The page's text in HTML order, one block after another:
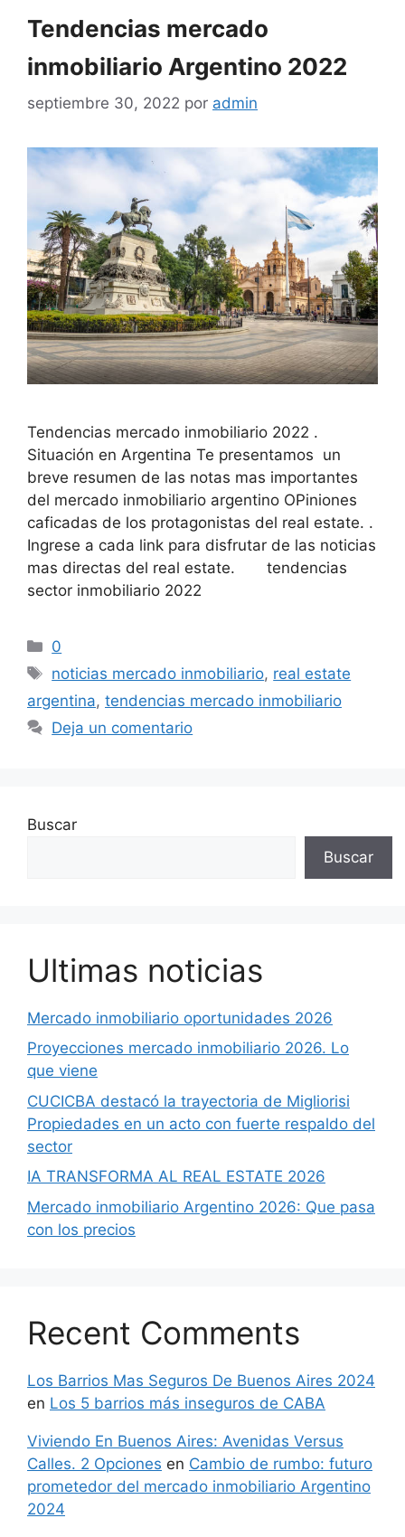
Tendencias mercado
inmobiliario Argentino 2022
septiembre 30, 2022 por admin
Tendencias mercado inmobiliario 2022 .
Situación en Argentina Te presentamos un
breve resumen de las notas mas importantes
del mercado inmobiliario argentino OPiniones
caficadas de los protagonistas del real estate. .
Ingrese a cada link para disfrutar de las noticias
mas directas del real estate. tendencias
sector inmobiliario 2022
Categorías
0
Etiquetas
noticias mercado inmobiliario, real estate
argentina, tendencias mercado inmobiliario
Deja un comentario
Buscar
Buscar
Ultimas noticias
Mercado inmobiliario oportunidades 2026
Proyecciones mercado inmobiliario 2026. Lo
que viene
CUCICBA destacó la trayectoria de Migliorisi
Propiedades en un acto con fuerte respaldo del
sector
IA TRANSFORMA AL REAL ESTATE 2026
Mercado inmobiliario Argentino 2026: Que pasa
con los precios
Recent Comments
Los Barrios Mas Seguros De Buenos Aires 2024
en Los 5 barrios más inseguros de CABA
Viviendo En Buenos Aires: Avenidas Versus
Calles. 2 Opciones en Cambio de rumbo: futuro
prometedor del mercado inmobiliario Argentino
2024